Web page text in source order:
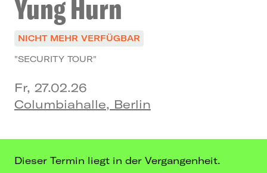
Yung Hurn
NICHT MEHR VERFÜGBAR
"SECURITY TOUR"
Fr, 27.02.26
Columbiahalle, Berlin
Dieser Termin liegt in der Vergangenheit.